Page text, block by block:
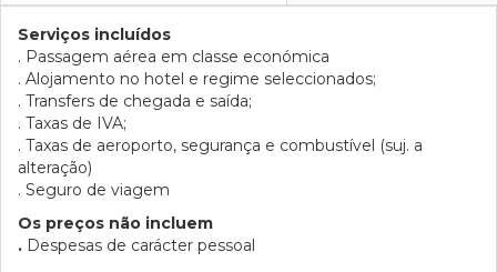
Serviços incluídos
. Passagem aérea em classe económica
. Alojamento no hotel e regime seleccionados;
. Transfers de chegada e saída;
. Taxas de IVA;
. Taxas de aeroporto, segurança e combustível (suj. a
alteração)
. Seguro de viagem
Os preços não incluem
. Despesas de carácter pessoal